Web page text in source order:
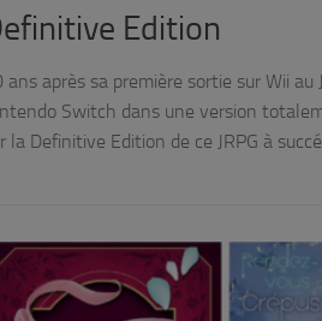
Edition
ans après sa première sortie sur Wii
Switch dans une version
la Definitive Edition de ce JRPG à